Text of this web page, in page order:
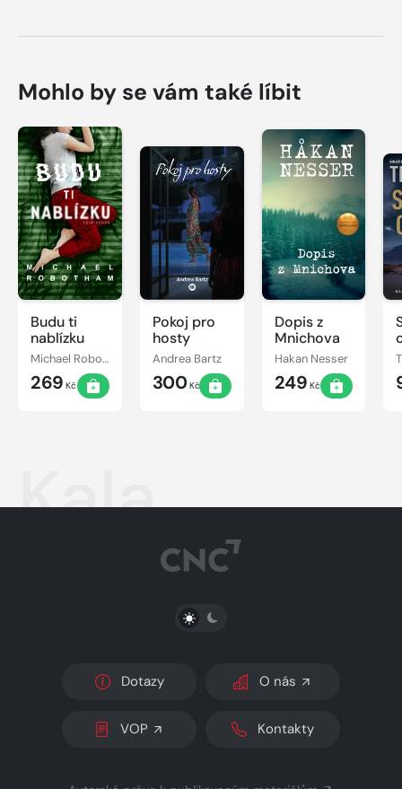
Mohlo by se vám také líbit
Budu ti
nablízku
Michael Robotham
269 Kč
Pokoj pro
hosty
Andrea Bartz
300Kč
Dopis z
Mnichova
Hakan Nesser
249 Kč
Kala
PŘEPNOUT SVĚTLÝ/TMAVÝ REŽIM
Dotazy O nás
VOP Kontakty